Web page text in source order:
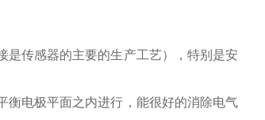
是传感器的主要的生产工艺），特别是安
衡电极平面之内进行，能很好的消除电气